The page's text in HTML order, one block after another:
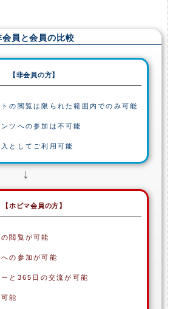
会員と会員の比較
【非会員の方】
の閲覧は限られた範囲内でのみ可能
ツへの参加は不可能
としてご利用可能
【ホビマ会員の方】
閲覧が可能
の参加が可能
と365日の交流が可能
能